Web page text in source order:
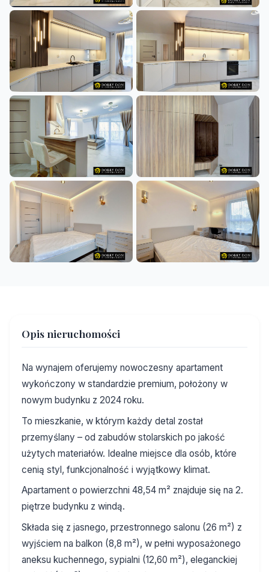
Opis nieruchomości
Na wynajem oferujemy nowoczesny apartament
wykończony w standardzie premium, położony w
nowym budynku z 2024 roku.
To mieszkanie, w którym każdy detal został
przemyślany – od zabudów stolarskich po jakość
użytych materiałów. Idealne miejsce dla osób, które
cenią styl, funkcjonalność i wyjątkowy klimat.
Apartament o powierzchni 48,54 m² znajduje się na 2.
piętrze budynku z windą.
Składa się z jasnego, przestronnego salonu (26 m²) z
wyjściem na balkon (8,8 m²), w pełni wyposażonego
aneksu kuchennego, sypialni (12,60 m²), eleganckiej